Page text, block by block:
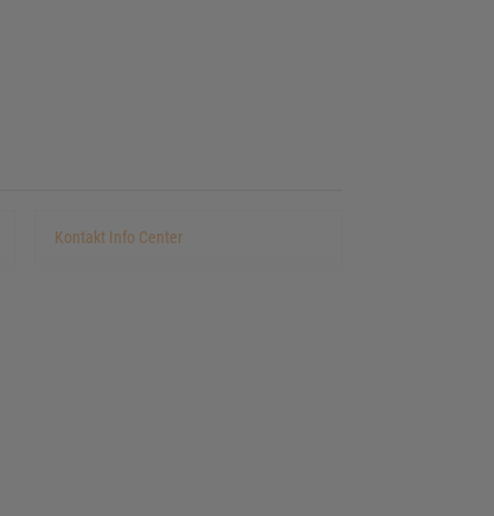
Kontakt Info Center